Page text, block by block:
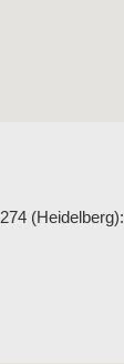
(Heidelberg):